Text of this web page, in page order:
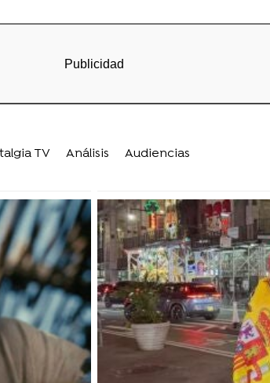
TV Análisis Audiencias